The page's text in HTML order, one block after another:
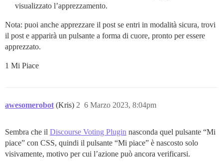
visualizzato l’apprezzamento.
Nota: puoi anche apprezzare il post se entri in modalità sicura, trovi
il post e apparirà un pulsante a forma di cuore, pronto per essere
apprezzato.
1 Mi Piace
awesomerobot (Kris) 6 Marzo 2023, 8:04pm
2
Sembra che il Discourse Voting Plugin nasconda quel pulsante “Mi
piace” con CSS, quindi il pulsante “Mi piace” è nascosto solo
visivamente, motivo per cui l’azione può ancora verificarsi.